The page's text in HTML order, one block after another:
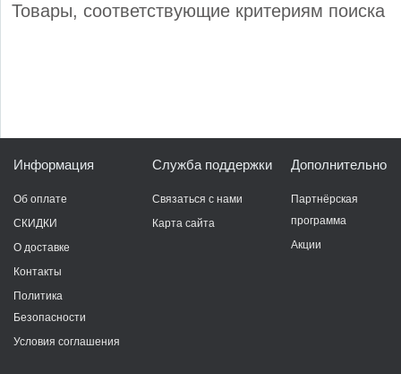
Товары, соответствующие критериям поиска
Информация
Об оплате
СКИДКИ
О доставке
Контакты
Политика
Безопасности
Условия соглашения
Служба поддержки
Связаться с нами
Карта сайта
Дополнительно
Партнёрская
программа
Акции